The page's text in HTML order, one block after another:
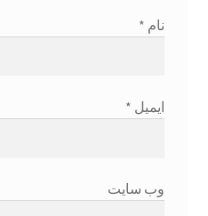
دروس من
سبد خرید
نام *
ایمیل *
وب‌ سایت